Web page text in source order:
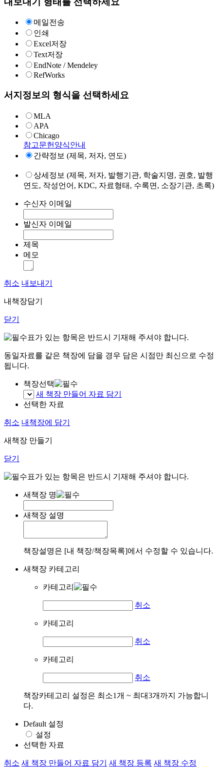
메일전송
인쇄
Excel저장
Text저장
EndNote / Mendeley
RefWorks
서지정보의 형식을 선택하세요
MLA
APA
Chicago
참고문헌양식안내
간략정보 (제목, 저자, 연도)
상세정보 (제목, 저자, 발행기관, 학술지명, 권호, 발행
연도, 작성언어, KDC, 자료형태, 수록면, 소장기관, 초록)
수신자 이메일
발신자 이메일
제목
메모
취소 내보내기
내책장담기
닫기
표가 있는 항목은 반드시 기재해 주셔야 합니다.
동일자료를 같은 책장에 담을 경우 담은 시점만 최신으로 수정
됩니다.
책장선택
새 책장 만들어 자료 담기
선택한 자료
취소 내책장에 담기
새책장 만들기
닫기
표가 있는 항목은 반드시 기재해 주셔야 합니다.
새책장 명
새책장 설명
책장설명은 [내 책장/책장목록]에서 수정할 수 있습니다.
새책장 카테고리
카테고리
취소
카테고리
취소
카테고리
취소
책장카테고리 설정은 최소1개 ~ 최대3개까지 가능합니
다.
Default 설정
설정
선택한 자료
취소 새 책장 만들어 자료 담기 새 책장 등록 새 책장 수정